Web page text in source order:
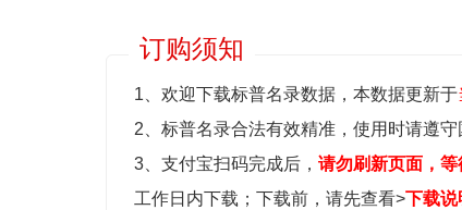
订购须知
1、欢迎下载标普名录数据，本数据更新于
2、标普名录合法有效精准，使用时请遵守
3、支付宝扫码完成后， 请勿刷新页面，
工作日内下载； 下载前，请先查看>下载说